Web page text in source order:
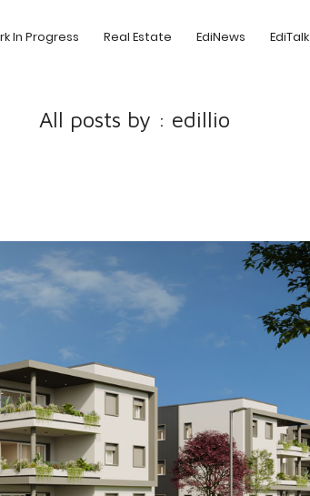
In Progress Real Estate EdiNews EdiTalk
All posts by : edillio